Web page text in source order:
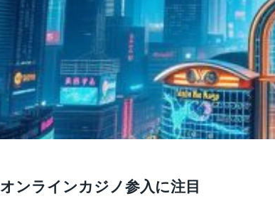
ンラインカジノ参入に注目